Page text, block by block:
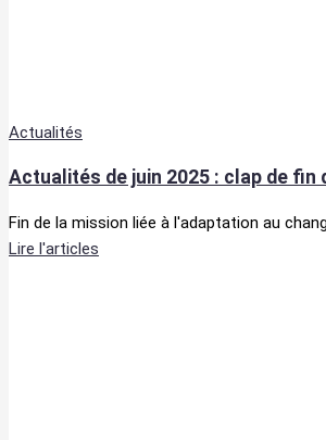
Actualités
Actualités de juin 2025 : clap de fin
Fin de la mission liée à l'adaptation au
Lire l'articles